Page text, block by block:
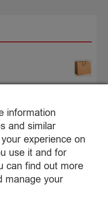
information
and similar
experience on
use it and for
can find out more
manage your